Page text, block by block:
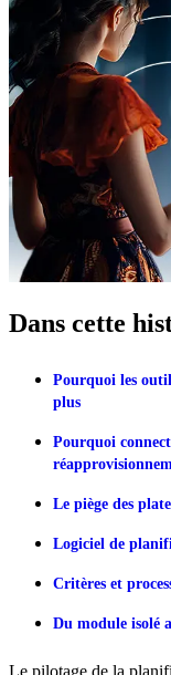
Dans cette
Pourquoi les
plus
Pourquoi
Le piège des
Logiciel de
Critères et
Du module isolé
Le pilotage de la